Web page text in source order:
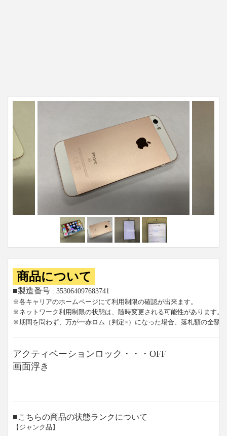
商品について
■製造番号 : 353064097683741
※各キャリアのホームページにて利用制限の確認が出来ます。
※ネットワーク利用制限の状態は、随時変更される可能性があります。
※期間を問わず、万が一赤ロム（判定×）になった場合、落札額の全額
アクティベーションロック・・・OFF
画面浮き
■こちらの商品の状態ランクについて
【ジャンク品】